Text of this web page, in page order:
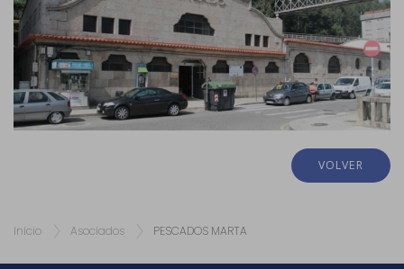
VOLVER
Inicio Asociados PESCADOS MARTA